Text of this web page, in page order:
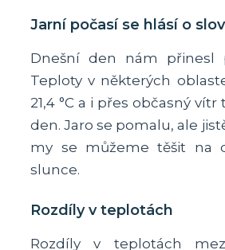
Jarní počasí se hlásí o
Dnešní den nám přinesl
Teploty v některých
21,4 °C a i přes občasný
den. Jaro se pomalu, ale
my se můžeme těšit na
slunce.
Rozdíly v teplotách
Rozdíly v teplotách